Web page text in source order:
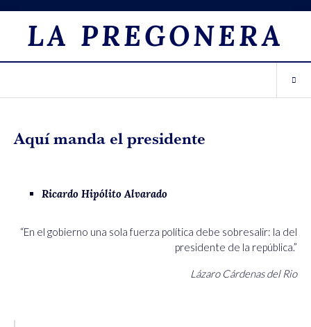
LA PREGONERA
Aquí manda el presidente
Ricardo Hipólito Alvarado
“En el gobierno una sola fuerza política debe sobresalir: la del
presidente de la república.”
Lázaro Cárdenas del Rio